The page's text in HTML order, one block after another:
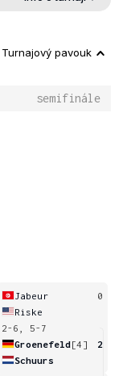
Turnajový pavouk
semifinále
Jabeur
0
Riske
2-6, 5-7
Groenefeld[4]
2
Schuurs